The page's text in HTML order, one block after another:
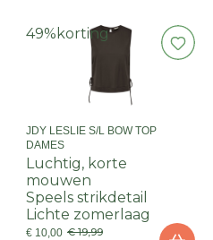
49% korting
JDY LESLIE S/L BOW TOP
DAMES
Luchtig, korte
mouwen
Speels strikdetail
Lichte zomerlaag
€ 10,00 € 19,99